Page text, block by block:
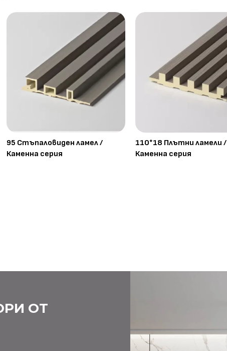
95 Стъпаловиден ламел /
Каменна серия
110*18 Плътни ламели /
Каменна серия
ОТ